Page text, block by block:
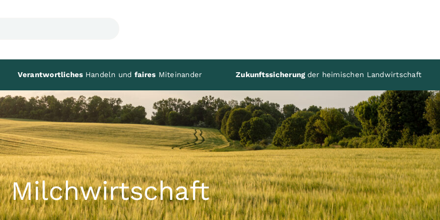
Verantwortliches Handeln und faires Miteinander Zukunftssicherung der heimischen Landwirtschaft
Milchwirtschaft